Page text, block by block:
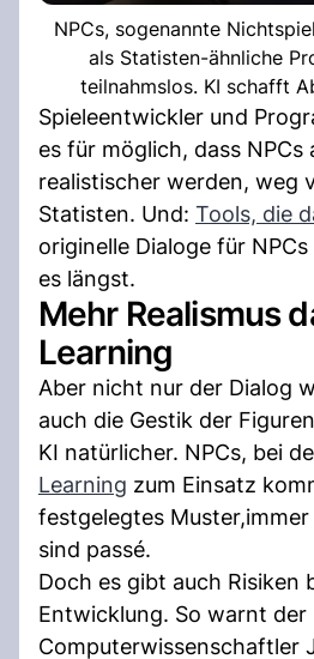
NPCs, sogenannte
als Statisten-ähnliche
teilnahmslos. KI schafft
Spieleentwickler und
es für möglich, dass NPCs
realistischer werden, weg
Statisten. Und: Tools, die
originelle Dialoge für
es längst.
Mehr Realismus
Learning
Aber nicht nur der Dialog
auch die Gestik der
KI natürlicher. NPCs, bei
Learning zum Einsatz
festgelegtes
sind passé.
Doch es gibt auch Risiken
Entwicklung. So warnt
Computerwissenschaftler